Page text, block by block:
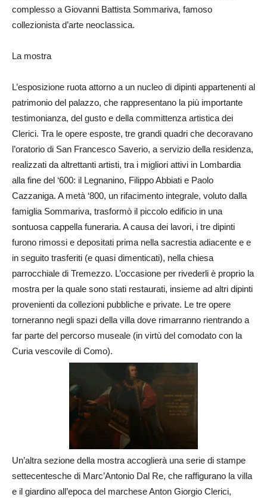
complesso a Giovanni Battista Sommariva, famoso
collezionista d’arte neoclassica.
La mostra
L’esposizione ruota attorno a un nucleo di dipinti appartenenti al
patrimonio del palazzo, che rappresentano la più importante
testimonianza, del gusto e della committenza artistica dei
Clerici. Tra le opere esposte, tre grandi quadri che decoravano
l’oratorio di San Francesco Saverio, a servizio della residenza,
realizzati da altrettanti artisti, tra i migliori attivi in Lombardia
alla fine del ‘600: il Legnanino, Filippo Abbiati e Paolo
Cazzaniga. A metà ‘800, un rifacimento integrale, voluto dalla
famiglia Sommariva, trasformò il piccolo edificio in una
sontuosa cappella funeraria. A causa dei lavori, i tre dipinti
furono rimossi e depositati prima nella sacrestia adiacente e e
in seguito trasferiti (e quasi dimenticati), nella chiesa
parrocchiale di Tremezzo. L’occasione per rivederli è proprio la
mostra per la quale sono stati restaurati, insieme ad altri dipinti
provenienti da collezioni pubbliche e private. Le tre opere
torneranno negli spazi della villa dove rimarranno rientrando a
far parte del percorso museale (in virtù del comodato con la
Curia vescovile di Como).
Un’altra sezione della mostra accoglierà una serie di stampe
settecentesche di Marc’Antonio Dal Re, che raffigurano la villa
e il giardino all’epoca del marchese Anton Giorgio Clerici,